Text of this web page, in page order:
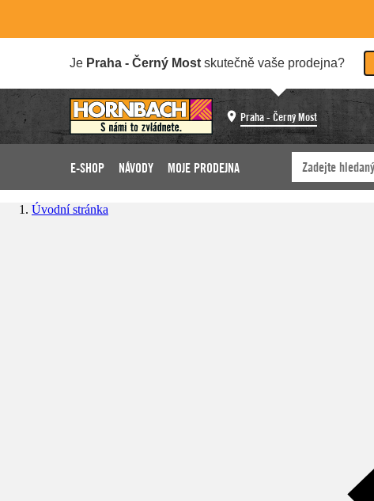
Je Praha - Černý Most skutečně vaše prodejna?
Praha - Černý Most
E-SHOP NÁVODY MOJE PRODEJNA
Úvodní stránka